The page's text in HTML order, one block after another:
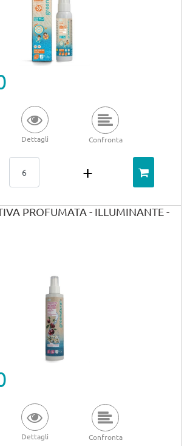
Dettagli Confronta
PROFUMATA - ILLUMINANTE -
Dettagli Confronta